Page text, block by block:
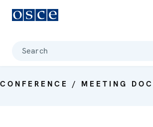
Search
CONFERENCE / MEETING